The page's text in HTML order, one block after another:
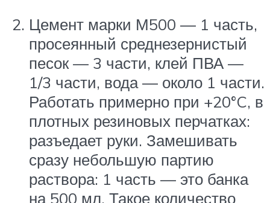
Цемент марки М500 — 1 часть,
просеянный среднезернистый
песок — 3 части, клей ПВА —
1/3 части, вода — около 1 части.
Работать примерно при +20°C, в
плотных резиновых перчатках:
разъедает руки. Замешивать
сразу небольшую партию
раствора: 1 часть — это банка
на 500 мл. Такое количество